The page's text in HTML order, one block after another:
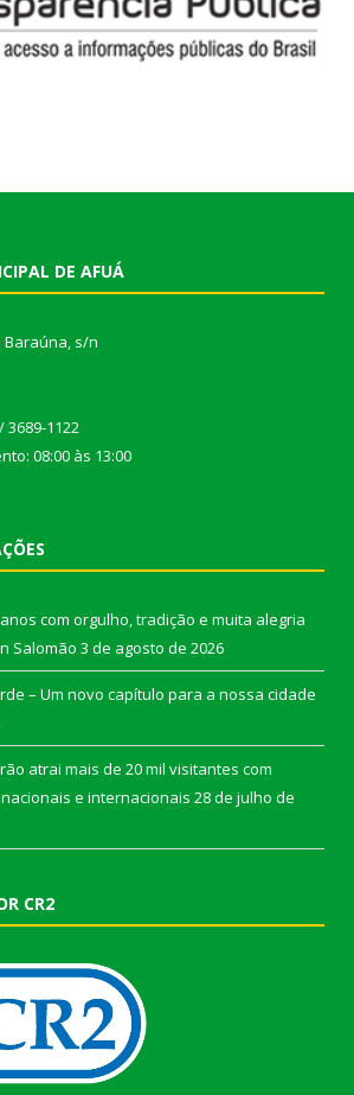
DE AFUÁ
Baraúna, s/n
3689-1122
08:00 às 13:00
com orgulho, tradição e muita alegria
Salomão 3 de agosto de 2026
– Um novo capítulo para a nossa cidade
atrai mais de 20 mil visitantes com
e internacionais 28 de julho de
CR2